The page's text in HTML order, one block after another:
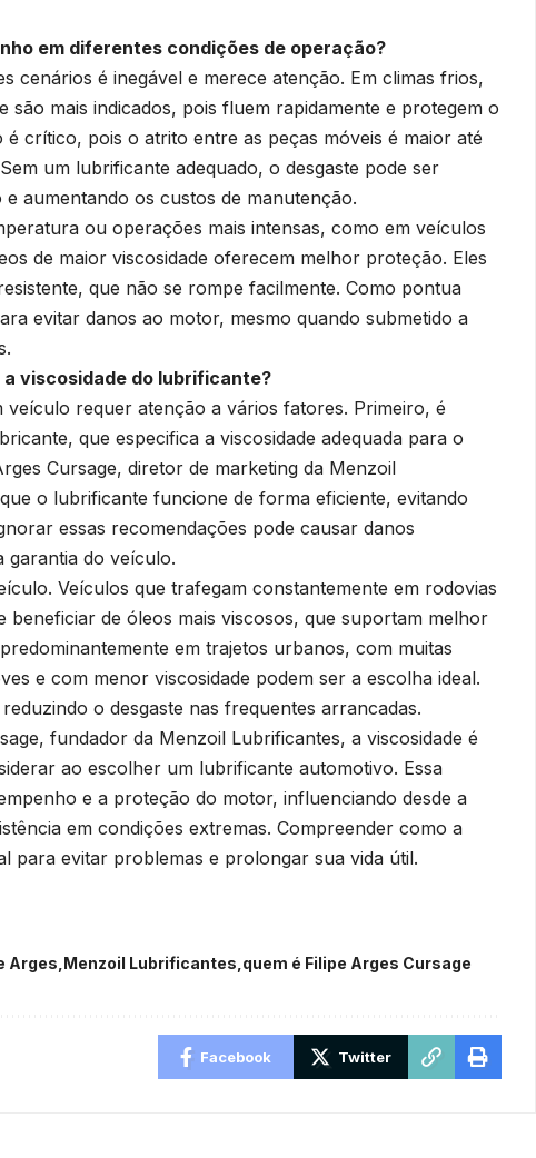
em diferentes condições de operação?
cenários é inegável e merece atenção. Em climas frios,
são mais indicados, pois fluem rapidamente e protegem o
crítico, pois o atrito entre as peças móveis é maior até
um lubrificante adequado, o desgaste pode ser
aumentando os custos de manutenção.
ou operações mais intensas, como em veículos
de maior viscosidade oferecem melhor proteção. Eles
que não se rompe facilmente. Como pontua
evitar danos ao motor, mesmo quando submetido a
viscosidade do lubrificante?
requer atenção a vários fatores. Primeiro, é
que especifica a viscosidade adequada para o
Cursage, diretor de marketing da Menzoil
o lubrificante funcione de forma eficiente, evitando
essas recomendações pode causar danos
garantia do veículo.
Veículos que trafegam constantemente em rodovias
beneficiar de óleos mais viscosos, que suportam melhor
em trajetos urbanos, com muitas
e com menor viscosidade podem ser a escolha ideal.
o desgaste nas frequentes arrancadas.
fundador da Menzoil Lubrificantes, a viscosidade é
ao escolher um lubrificante automotivo. Essa
e a proteção do motor, influenciando desde a
em condições extremas. Compreender como a
para evitar problemas e prolongar sua vida útil.
Arges Menzoil Lubrificantes quem é Filipe Arges Cursage
Facebook Twitter